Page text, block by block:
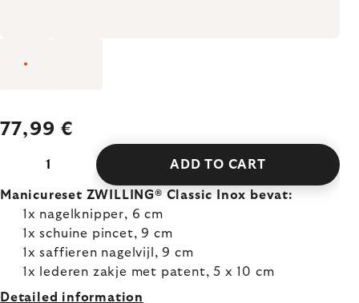
77,99 €
ADD TO CART
Manicureset ZWILLING® Classic Inox bevat:
1x nagelknipper, 6 cm
1x schuine pincet, 9 cm
1x saffieren nagelvijl, 9 cm
1x lederen zakje met patent, 5 x 10 cm
Detailed information